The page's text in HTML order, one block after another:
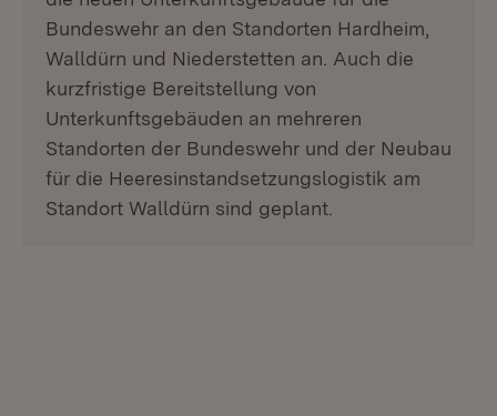
Bundeswehr an den Standorten Hardheim,
Walldürn und Niederstetten an. Auch die
kurzfristige Bereitstellung von
Unterkunftsgebäuden an mehreren
Standorten der Bundeswehr und der Neubau
für die Heeresinstandsetzungslogistik am
Standort Walldürn sind geplant.